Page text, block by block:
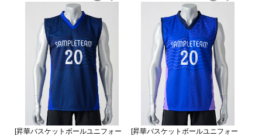
[昇華バスケットボールユニフォー
[昇華バスケットボールユニフォー